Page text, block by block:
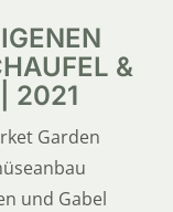
&
2021
Garden
und Gabel